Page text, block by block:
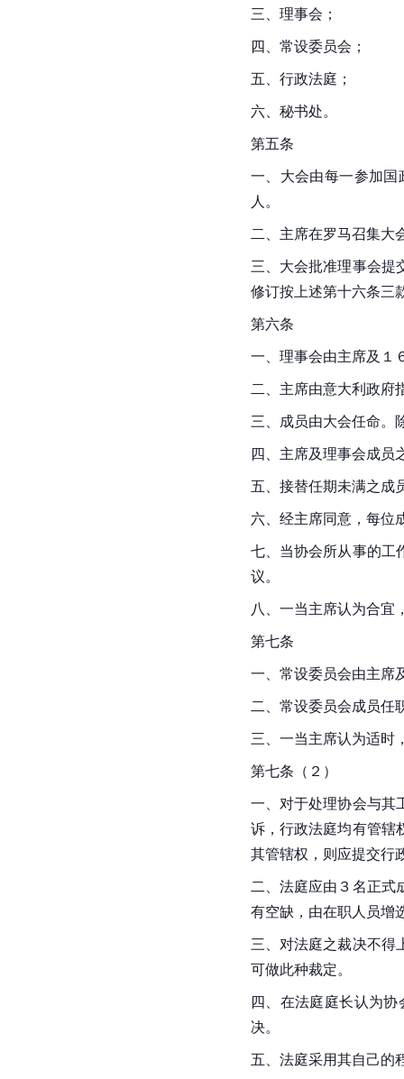
三、理事会；
四、常设委员会；
五、行政法庭；
六、秘书处。
第五条
一、大会由每一参加
人。
二、主席在罗马召集大
三、大会批准理事会提
修订按上述第十六条三
第六条
一、理事会由主席及１
二、主席由意大利政府
三、成员由大会任命。
四、主席及理事会成员
五、接替任期未满之成
六、经主席同意，每位
七、当协会所从事的工
议。
八、一当主席认为合宜
第七条
一、常设委员会由主席
二、常设委员会成员任
三、一当主席认为适时
第七条（２）
一、对于处理协会与其
诉，行政法庭均有管辖
其管辖权，则应提交行
二、法庭应由３名正式
有空缺，由在职人员增
三、对法庭之裁决不得
可做此种裁定。
四、在法庭庭长认为
决。
五、法庭采用其自己的